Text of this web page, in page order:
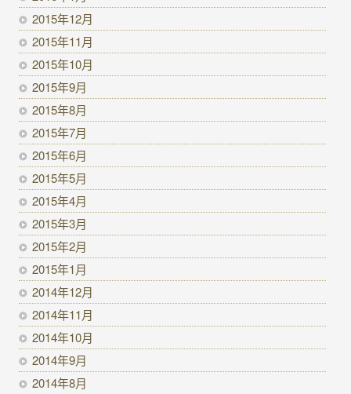
2015年12月
2015年11月
2015年10月
2015年9月
2015年8月
2015年7月
2015年6月
2015年5月
2015年4月
2015年3月
2015年2月
2015年1月
2014年12月
2014年11月
2014年10月
2014年9月
2014年8月